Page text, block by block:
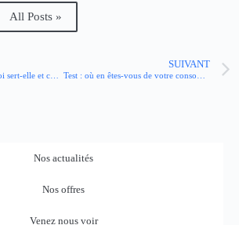
All Posts »
SUIVANT
Nos actualités
Nos offres
Venez nous voir